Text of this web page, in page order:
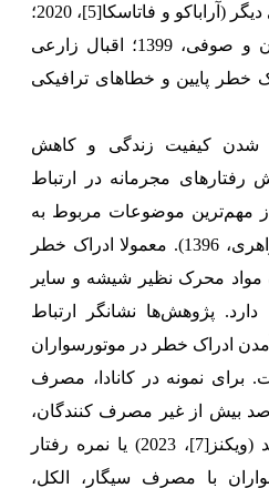
(آراباکو و فاتاسکا[5]
، 2020؛
، 2021؛ مددیان و صوفی، 1399؛ اقبال زارعی
خطر پایین و خطاهای ترافیکی
کیفیت زندگی و کاهش
رفتارهای مجرمانه در ارتباط
مهم‌ترین موضوعات مربوط به
سلامت اجتماعی است (جواهری، 1396). معمولا ادراک خطر
مواد محرک نظیر شیشه و سایر
دارد. پژوهش‌ها نشانگر ارتباط
ادراک خطر در موتور‌سواران
برای نمونه در کانادا، مصرف
ماری جوانا، 45 درصد بیش از غیر مصرف کنندگان،
(ویکنز [7]
، 2023) یا نمره رفتار
با مصرف سیگار، الکل،